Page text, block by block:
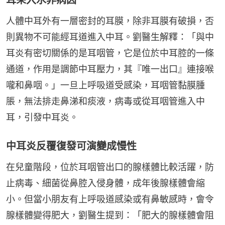
人體中耳外有一層密封的耳膜，除非耳膜有破損，否
則異物不可能經耳道進入中耳。劉醫生解釋：「與中
耳炎有密切關係的是耳咽管，它是位於中耳腔的一條
通道，作用是調節中耳壓力，其『唯一出口』連接喉
嚨和鼻咽。」一旦上呼吸道受感染，耳咽管黏膜腫
脹，無法排走鼻涕和痰液，病毒或從耳咽管進入中
耳，引發中耳炎。
中耳炎反覆復發可演變成慢性
在兒童階段，位於耳咽管出口的腺樣體比較活躍，防
止病毒、細菌從鼻腔入侵身體，成年後腺樣體會縮
小。但當小朋友有上呼吸道感染或有鼻敏感時，會令
腺樣體變得肥大，劉醫生提到：「肥大的腺樣體會阻